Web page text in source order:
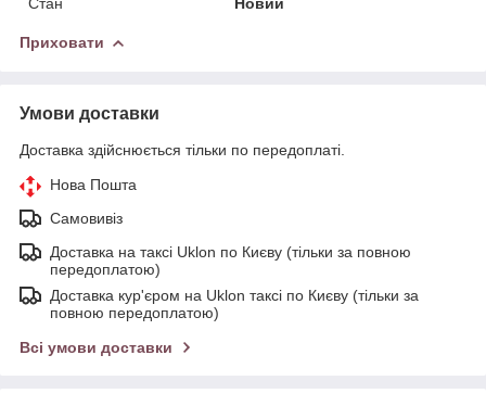
Приховати
Умови доставки
Доставка здійснюється тільки по передоплаті.
Нова Пошта
Самовивіз
Доставка на таксі Uklon по Києву (тільки за повною
передоплатою)
Доставка кур'єром на Uklon таксі по Києву (тільки за
повною передоплатою)
Всі умови доставки